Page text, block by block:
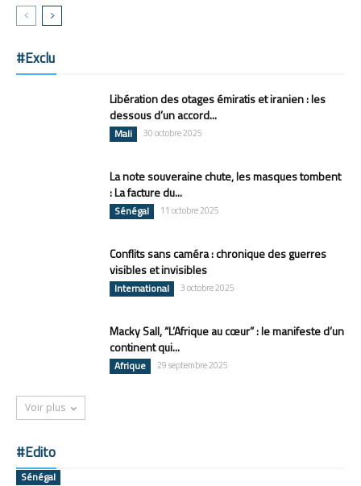
#Exclu
Libération des otages émiratis et iranien : les
dessous d’un accord...
Mali 30 octobre 2025
La note souveraine chute, les masques tombent
: La facture du...
Sénégal 11 octobre 2025
Conflits sans caméra : chronique des guerres
visibles et invisibles
International 3 octobre 2025
Macky Sall, “L’Afrique au cœur” : le manifeste d’un
continent qui...
Afrique 29 septembre 2025
Voir plus
#Edito
Sénégal